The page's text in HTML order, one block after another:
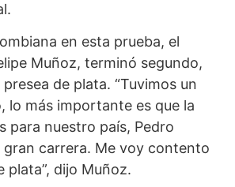
en esta prueba, el
Muñoz, terminó segundo,
de plata. “Tuvimos un
lo más importante es que la
para nuestro país, Pedro
gran carrera. Me voy contento
plata”, dijo Muñoz.